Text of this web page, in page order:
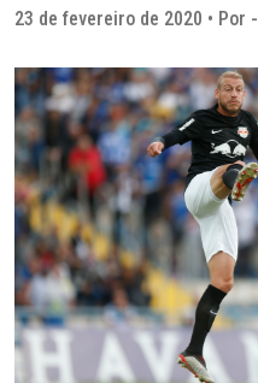
23 de fevereiro de 2020 • Por -